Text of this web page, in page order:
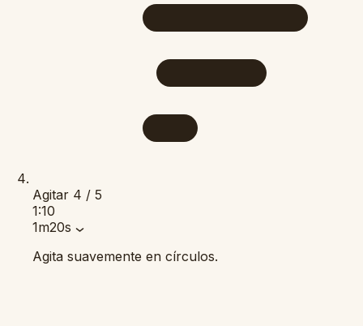
Agitar 4 / 5
1:10
1m20s
Agita suavemente en círculos.